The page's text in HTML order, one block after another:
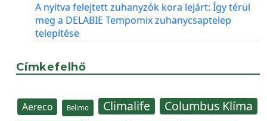
A nyitva felejtett zuhanyzók kora lejárt: Így térül
meg a DELABIE Tempomix zuhanycsaptelep
telepítése
Címkefelhő
Aereco Belimo Climalife Columbus Klíma